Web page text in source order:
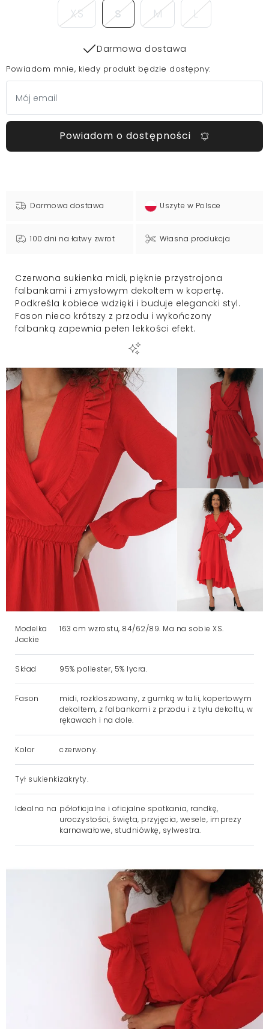
XS S M L
Darmowa dostawa
Powiadom mnie, kiedy produkt będzie dostępny:
Powiadom o dostępności
Darmowa dostawa Uszyte w Polsce
100 dni na łatwy zwrot Własna produkcja
Czerwona sukienka midi, pięknie przystrojona
falbankami i zmysłowym dekoltem w kopertę.
Podkreśla kobiece wdzięki i buduje elegancki styl.
Fason nieco krótszy z przodu i wykończony
falbanką zapewnia pełen lekkości efekt.
Modelka
Jackie
163 cm wzrostu, 84/62/89. Ma na sobie XS.
Skład 95% poliester, 5% lycra.
Fason
midi, rozkloszowany, z gumką w talii, kopertowym
dekoltem, z falbankami z przodu i z tyłu dekoltu, w
rękawach i na dole.
Kolor czerwony.
Tył sukienkizakryty.
Idealna na półoficjalne i oficjalne spotkania, randkę,
uroczystości, święta, przyjęcia, wesele, imprezy
karnawałowe, studniówkę, sylwestra.